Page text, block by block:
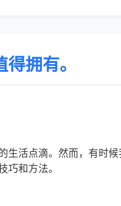
拥有。
活点滴。然而，有时
巧和方法。